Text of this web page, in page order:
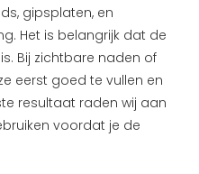
gipsplaten, en
Het is belangrijk dat de
Bij zichtbare naden of
eerst goed te vullen en
resultaat raden wij aan
voordat je de